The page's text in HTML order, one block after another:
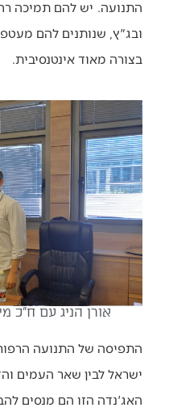
התנועה. יש להם תמיכה
ובג"ץ, שנותנים להם
בצורה מאוד אינטנסיבית.
אורן הניג עם ח"כ
התפיסה של התנועה
ישראל לבין שאר העמים
האג'נדה הזו הם מנסים